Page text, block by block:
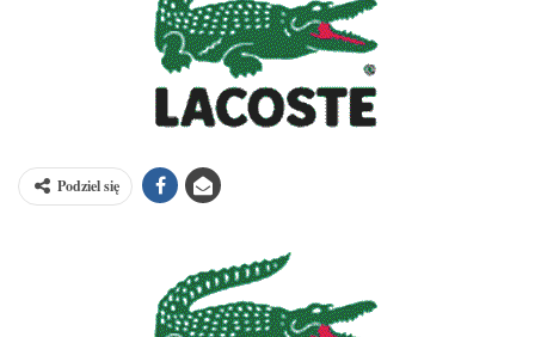
Podziel się